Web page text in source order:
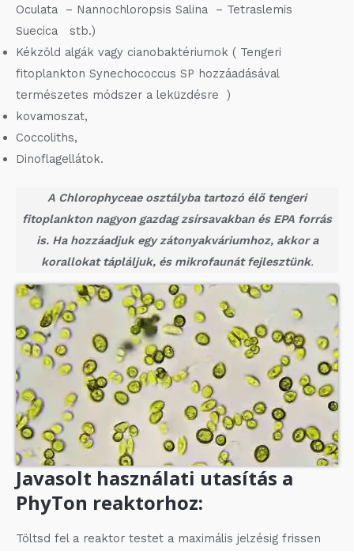
Oculata – Nannochloropsis Salina – Tetraslemis
Suecica stb.)
Kékzöld algák vagy cianobaktériumok ( Tengeri
fitoplankton Synechococcus SP hozzáadásával
természetes módszer a leküzdésre )
kovamoszat,
Coccoliths,
Dinoflagellátok.
A Chlorophyceae osztályba tartozó élő tengeri
fitoplankton nagyon gazdag zsírsavakban és EPA forrás
is. Ha hozzáadjuk egy zátonyakváriumhoz, akkor a
korallokat tápláljuk, és mikrofaunát fejlesztünk.
Javasolt használati utasítás a
PhyTon reaktorhoz:
Töltsd fel a reaktor testet a maximális jelzésig frissen